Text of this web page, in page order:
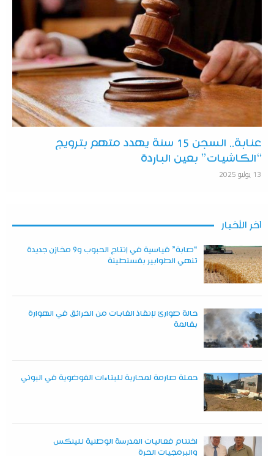
عنابة.. السجن 15 سنة يهدد متهم بترويج
“الكاشيات” بعين الباردة
13 يوليو 2025
آخر الأخبار
“صابة” قياسية في إنتاج الحبوب و9 مخازن جديدة
تنهي الطوابير بقسنطينة
حالة طوارئ لإنقاذ الغابات من الحرائق في الهوارة
بقالمة
حملة صارمة لمحاربة للبناءات الفوضوية في البوني
اختتام فعاليات المدرسة الوطنية للينكس
والبرمجيات الحرة